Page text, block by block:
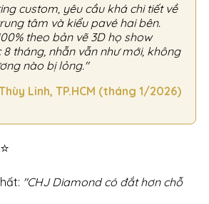
custom, yêu cầu khá chi tiết về
tâm và kiểu pavé hai bên.
theo bản vẽ 3D họ show
tháng, nhẫn vẫn như mới, không
nào bị lỏng."
Linh, TP.HCM (tháng 1/2026)
"CHJ Diamond có đắt hơn chỗ